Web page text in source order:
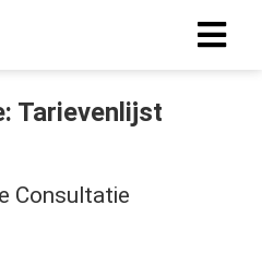
Tarievenlijst
Consultatie